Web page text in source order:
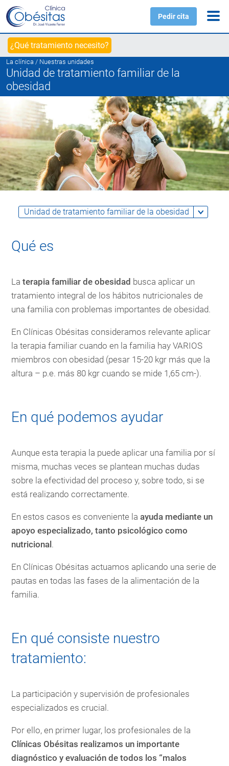
Pedir cita
¿Qué tratamiento necesito?
La clínica / Nuestras unidades
Unidad de tratamiento familiar de la
obesidad
Qué es
La terapia familiar de obesidad busca aplicar un
tratamiento integral de los hábitos nutricionales de
una familia con problemas importantes de obesidad.
En Clínicas Obésitas consideramos relevante aplicar
la terapia familiar cuando en la familia hay VARIOS
miembros con obesidad (pesar 15-20 kgr más que la
altura – p.e. más 80 kgr cuando se mide 1,65 cm-).
En qué podemos ayudar
Aunque esta terapia la puede aplicar una familia por sí
misma, muchas veces se plantean muchas dudas
sobre la efectividad del proceso y, sobre todo, si se
está realizando correctamente.
En estos casos es conveniente la ayuda mediante un
apoyo especializado, tanto psicológico como
nutricional .
En Clínicas Obésitas actuamos aplicando una serie de
pautas en todas las fases de la alimentación de la
familia.
En qué consiste nuestro
tratamiento:
La participación y supervisión de profesionales
especializados es crucial.
Por ello, en primer lugar, los profesionales de la
Clínicas Obésitas realizamos un importante
diagnóstico y evaluación de todos los “malos